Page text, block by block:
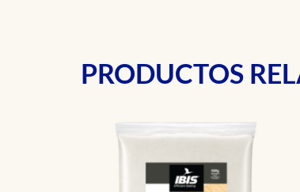
PRODUCTOS